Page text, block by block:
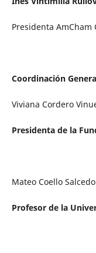
Presidenta AmCham
Coordinación
Viviana Cordero
Presidenta de la
Mateo Coello Salcedo
Profesor de la